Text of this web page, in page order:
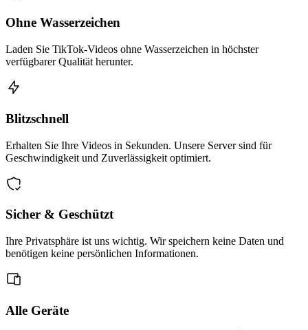
Ohne Wasserzeichen
Laden Sie TikTok-Videos ohne Wasserzeichen in höchster
verfügbarer Qualität herunter.
Blitzschnell
Erhalten Sie Ihre Videos in Sekunden. Unsere Server sind für
Geschwindigkeit und Zuverlässigkeit optimiert.
Sicher & Geschützt
Ihre Privatsphäre ist uns wichtig. Wir speichern keine Daten und
benötigen keine persönlichen Informationen.
Alle Geräte